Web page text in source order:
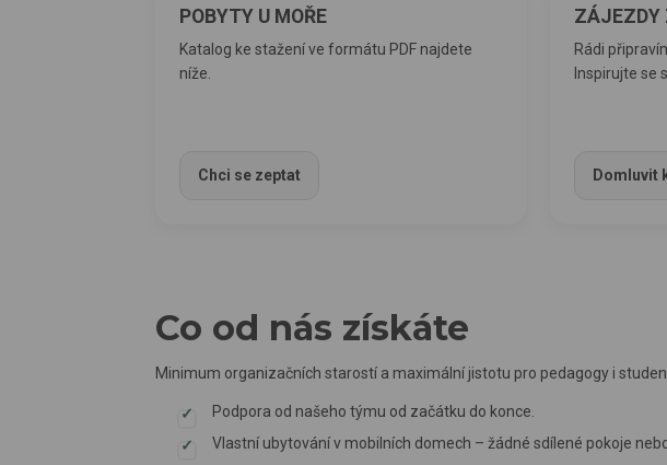
POBYTY U MOŘE
Katalog ke stažení ve formátu PDF najdete
níže.
Chci se zeptat
ZÁJEZDY
Rádi
Inspirujte se
Domluvit
Co od nás získáte
Minimum organizačních starostí a maximální jistotu pro pedagogy i
Podpora od našeho týmu od začátku do konce.
Vlastní ubytování v mobilních domech – žádné sdílené pokoje